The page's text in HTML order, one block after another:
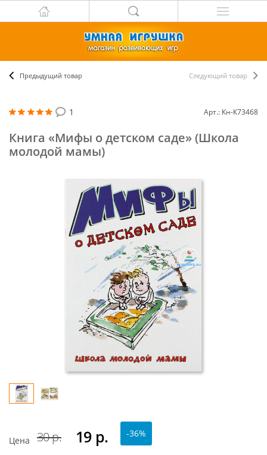
Предыдущий товар Следующий товар
1 Арт.: Кн-К73468
Книга «Мифы о детском саде» (Школа
молодой мамы)
Цена 30 р. 19 р. -36%